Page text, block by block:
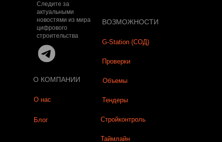
О нас
Блог
Следите за
актуальными
новостями из мира
цифрового
строительства
О КОМПАНИИ
G-Station (СОД)
Проверки
Объемы
Тендеры
Стройконтроль
Таймлайн
ВОЗМОЖНОСТИ